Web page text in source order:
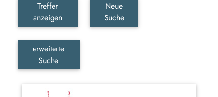
Treffer
anzeigen
Neue
Suche
erweiterte
Suche